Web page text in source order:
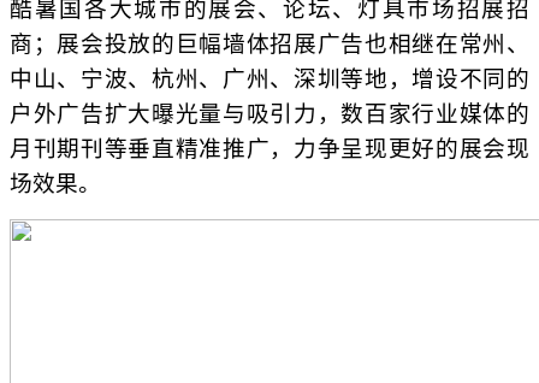
酷暑国各大城市的展会、论坛、灯具市场招展招
商；展会投放的巨幅墙体招展广告也相继在常州、
中山、宁波、杭州、广州、深圳等地，增设不同的
户外广告扩大曝光量与吸引力，数百家行业媒体的
月刊期刊等垂直精准推广，力争呈现更好的展会现
场效果。